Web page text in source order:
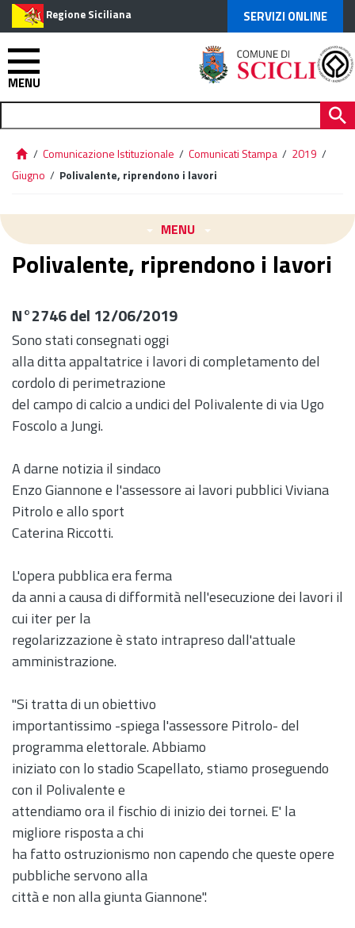
Regione Siciliana SERVIZI ONLINE
MENU
/ Comunicazione Istituzionale / Comunicati Stampa / 2019 /
Giugno / Polivalente, riprendono i lavori
MENU
Polivalente, riprendono i lavori
N°2746 del 12/06/2019
Sono stati consegnati oggi
alla ditta appaltatrice i lavori di completamento del
cordolo di perimetrazione
del campo di calcio a undici del Polivalente di via Ugo
Foscolo a Jungi.
A darne notizia il sindaco
Enzo Giannone e l'assessore ai lavori pubblici Viviana
Pitrolo e allo sport
Caterina Riccotti.
L'opera pubblica era ferma
da anni a causa di difformità nell'esecuzione dei lavori il
cui iter per la
regolarizzazione è stato intrapreso dall'attuale
amministrazione.
"Si tratta di un obiettivo
importantissimo -spiega l'assessore Pitrolo- del
programma elettorale. Abbiamo
iniziato con lo stadio Scapellato, stiamo proseguendo
con il Polivalente e
attendiamo ora il fischio di inizio dei tornei. E' la
migliore risposta a chi
ha fatto ostruzionismo non capendo che queste opere
pubbliche servono alla
città e non alla giunta Giannone".